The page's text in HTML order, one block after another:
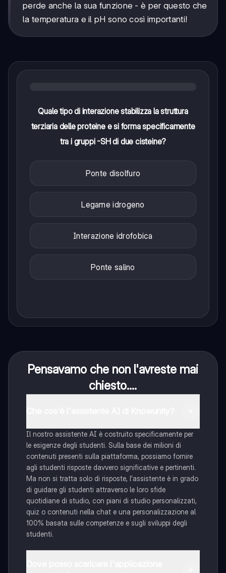
perde anche la sua funzione - è per questo che
la temperatura e il pH sono così importanti!
Quale tipo di interazione stabilizza la struttura
terziaria delle proteine e si forma specificamente
tra i gruppi -SH di due cisteine?
Ponte disolfuro
Legame idrogeno
Interazione idrofobica
Ponte salino
Pensavamo che non l'avreste mai
chiesto....
Il nostro assistente AI è costruito specificamente per
le esigenze degli studenti. Sulla base dei milioni di
contenuti presenti sulla piattaforma, possiamo fornire
agli studenti risposte davvero significative e pertinenti.
Ma non si tratta solo di risposte, l'assistente è in grado
di guidare gli studenti attraverso le loro sfide
quotidiane di studio, con piani di studio personalizzati,
quiz o contenuti nella chat e una personalizzazione al
100% basata sulle competenze e sugli sviluppi degli
studenti.